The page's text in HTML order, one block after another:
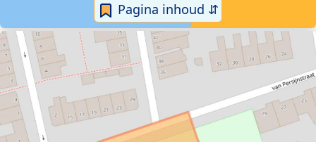
Pagina inhoud ⇵